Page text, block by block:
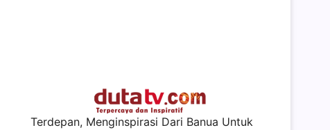
Terdepan, Menginspirasi Dari Banua Untuk